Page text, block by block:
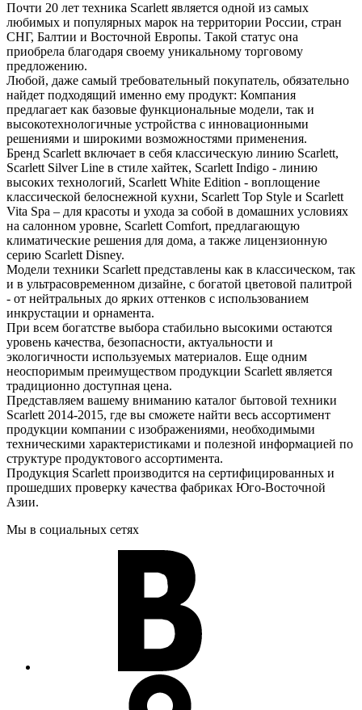
Почти 20 лет техника Scarlett является одной из самых
любимых и популярных марок на территории России, стран
СНГ, Балтии и Восточной Европы. Такой статус она
приобрела благодаря своему уникальному торговому
предложению.
Любой, даже самый требовательный покупатель, обязательно
найдет подходящий именно ему продукт: Компания
предлагает как базовые функциональные модели, так и
высокотехнологичные устройства с инновационными
решениями и широкими возможностями применения.
Бренд Scarlett включает в себя классическую линию Scarlett,
Scarlett Silver Line в стиле хайтек, Scarlett Indigo - линию
высоких технологий, Scarlett White Edition - воплощение
классической белоснежной кухни, Scarlett Top Style и Scarlett
Vita Spa – для красоты и ухода за собой в домашних условиях
на салонном уровне, Scarlett Comfort, предлагающую
климатические решения для дома, а также лицензионную
серию Scarlett Disney.
Модели техники Scarlett представлены как в классическом, так
и в ультрасовременном дизайне, с богатой цветовой палитрой
- от нейтральных до ярких оттенков с использованием
инкрустации и орнамента.
При всем богатстве выбора стабильно высокими остаются
уровень качества, безопасности, актуальности и
экологичности используемых материалов. Еще одним
неоспоримым преимуществом продукции Scarlett является
традиционно доступная цена.
Представляем вашему вниманию каталог бытовой техники
Scarlett 2014-2015, где вы сможете найти весь ассортимент
продукции компании с изображениями, необходимыми
техническими характеристиками и полезной информацией по
структуре продуктового ассортимента.
Продукция Scarlett производится на сертифицированных и
прошедших проверку качества фабриках Юго-Восточной
Азии.
Мы в социальных сетях